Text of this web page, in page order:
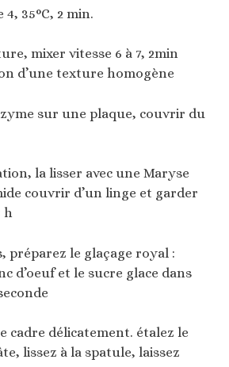
35°C, 2 min.
mixer vitesse 6 à 7, 2min
d’une texture homogène
sur une plaque, couvrir du
la lisser avec une Maryse
couvrir d’un linge et garder
h
préparez le glaçage royal :
d’oeuf et le sucre glace dans
cadre délicatement. étalez le
lissez à la spatule, laissez